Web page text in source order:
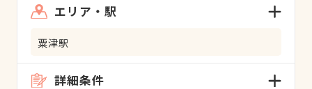
エリア・駅
粟津駅
詳細条件